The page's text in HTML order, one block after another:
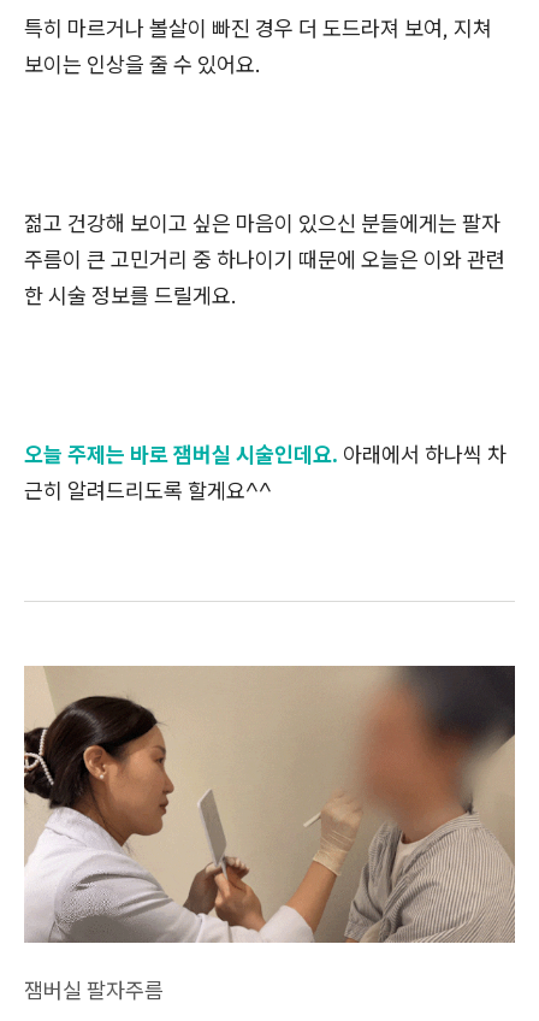
특히 마르거나 볼살이 빠진 경우 더 도드라져 보여, 지쳐
보이는 인상을 줄 수 있어요.
젊고 건강해 보이고 싶은 마음이 있으신 분들에게는 팔자
주름이 큰 고민거리 중 하나이기 때문에 오늘은 이와 관련
한 시술 정보를 드릴게요.
오늘 주제는 바로 잼버실 시술인데요. 아래에서 하나씩 차
근히 알려드리도록 할게요^^
잼버실 팔자주름